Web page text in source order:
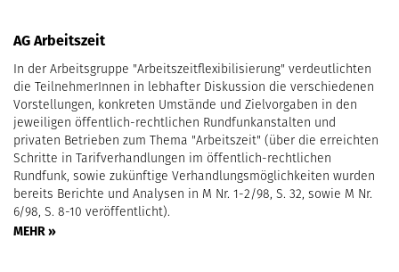
AG Arbeitszeit
In der Arbeitsgruppe "Arbeitszeitflexibilisierung" verdeutlichten
die TeilnehmerInnen in lebhafter Diskussion die verschiedenen
Vorstellungen, konkreten Umstände und Zielvorgaben in den
jeweiligen öffentlich-rechtlichen Rundfunkanstalten und
privaten Betrieben zum Thema "Arbeitszeit" (über die erreichten
Schritte in Tarifverhandlungen im öffentlich-rechtlichen
Rundfunk, sowie zukünftige Verhandlungsmöglichkeiten wurden
bereits Berichte und Analysen in M Nr. 1-2/98, S. 32, sowie M Nr.
6/98, S. 8-10 veröffentlicht).
MEHR »